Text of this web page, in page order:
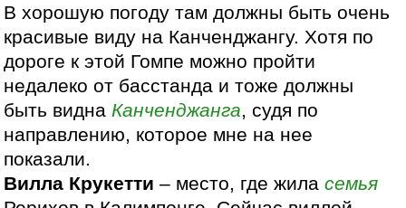
В хорошую погоду там должны быть очень
красивые виду на Канченджангу. Хотя по
дороге к этой Гомпе можно пройти
недалеко от басстанда и тоже должны
быть виднаКанченджанга, судя по
направлению, которое мне на нее
показали.
Вилла Крукетти – место, где жиласемья